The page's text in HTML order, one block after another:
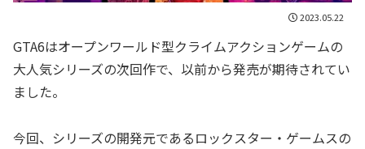
2023.05.22
GTA6はオープンワールド型クライムアクションゲームの
大人気シリーズの次回作で、以前から発売が期待されてい
ました。
今回、シリーズの開発元であるロックスター・ゲームスの